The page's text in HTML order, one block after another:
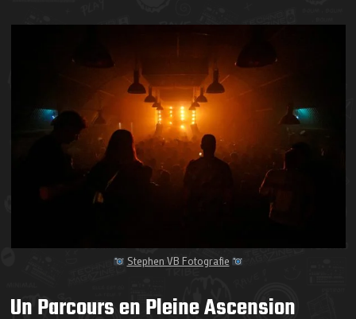
Stephen VB Fotografie
Un Parcours en Pleine Ascension